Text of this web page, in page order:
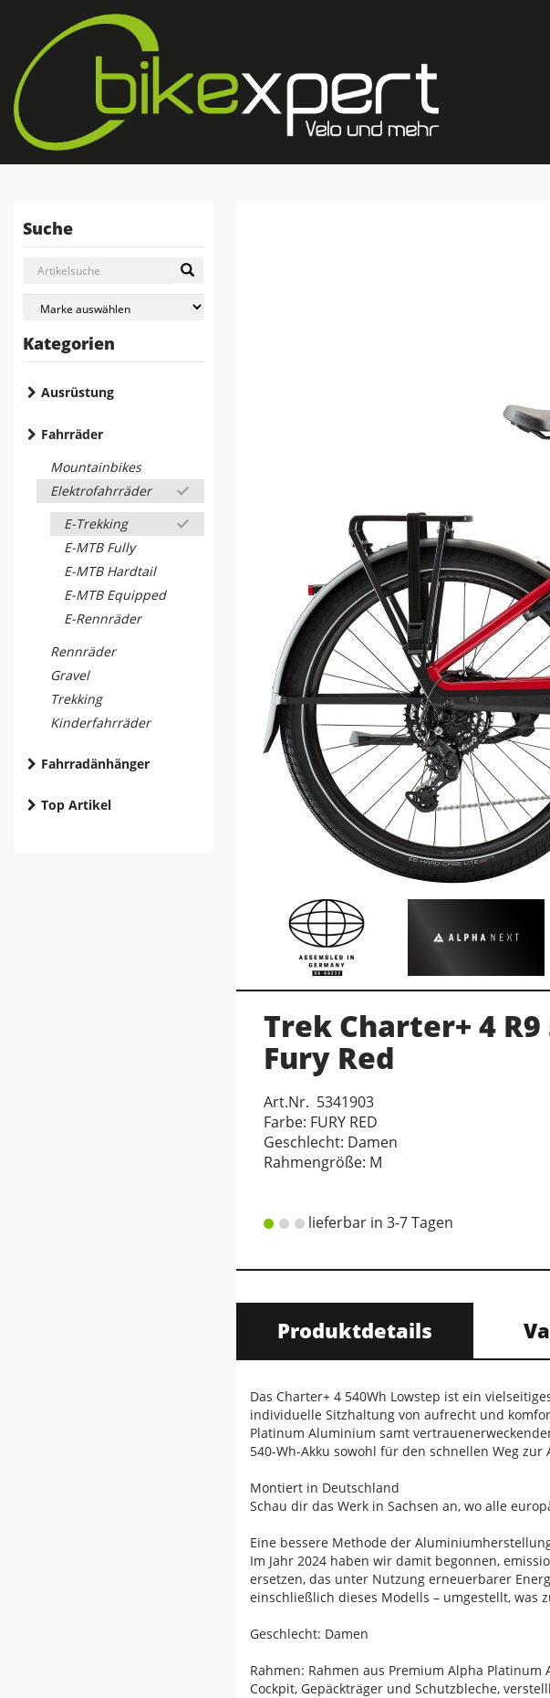
Suche
Kategorien
Ausrüstung
Fahrräder
Mountainbikes
Elektrofahrräder
E-Trekking
E-MTB Fully
E-MTB Hardtail
E-MTB Equipped
E-Rennräder
Rennräder
Gravel
Trekking
Kinderfahrräder
Fahrradänhänger
Top Artikel
Trek Charter+ 4 R9
Fury Red
Art.Nr. 5341903
Farbe: FURY RED
Geschlecht: Damen
Rahmengröße: M
lieferbar in 3-7 Tagen
Produktdetails
Das Charter+ 4 540Wh Lowstep ist ein
individuelle Sitzhaltung von aufrecht und
Platinum Aluminium samt
540-Wh-Akku sowohl für den schnellen Weg
Montiert in Deutschland
Schau dir das Werk in Sachsen an, wo alle
Eine bessere Methode der
Im Jahr 2024 haben wir damit begonnen,
ersetzen, das unter Nutzung erneuerbarer
einschließlich dieses Modells – umgestellt, was
Geschlecht: Damen
Rahmen: Rahmen aus Premium Alpha
Cockpit, Gepäckträger und Schutzbleche,